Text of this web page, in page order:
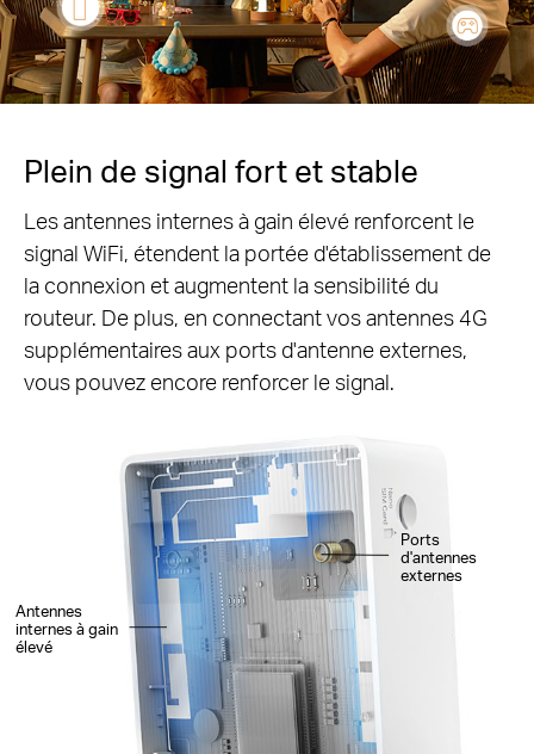
Plein de signal fort et stable
Les antennes internes à gain élevé renforcent le
signal WiFi, étendent la portée d'établissement de
la connexion et augmentent la sensibilité du
routeur. De plus, en connectant vos antennes 4G
supplémentaires aux ports d'antenne externes,
vous pouvez encore renforcer le signal.
Antennes
internes à gain
élevé
Ports
d'antennes
externes